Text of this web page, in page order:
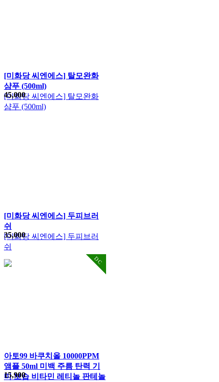
[미화당 씨엔에스] 탈모완화
샴푸 (500ml)
[미화당 씨엔에스] 탈모완화
샴푸 (500ml)
45,000
[미화당 씨엔에스] 두피브러
쉬
[미화당 씨엔에스] 두피브러
쉬
35,000
DC
아토99 바쿠치올 10000PPM
앰플 50ml 미백 주름 탄력 기
미 보습 비타민 레티놀 판테놀
15,900